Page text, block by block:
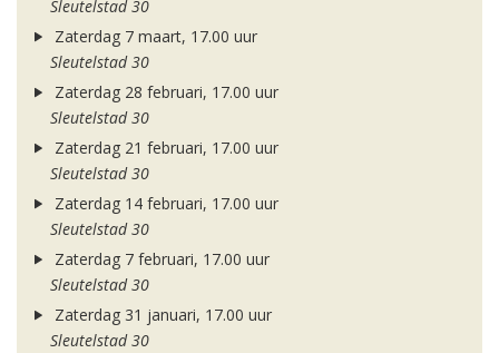
Sleutelstad 30
Zaterdag 7 maart, 17.00 uur
Sleutelstad 30
Zaterdag 28 februari, 17.00 uur
Sleutelstad 30
Zaterdag 21 februari, 17.00 uur
Sleutelstad 30
Zaterdag 14 februari, 17.00 uur
Sleutelstad 30
Zaterdag 7 februari, 17.00 uur
Sleutelstad 30
Zaterdag 31 januari, 17.00 uur
Sleutelstad 30